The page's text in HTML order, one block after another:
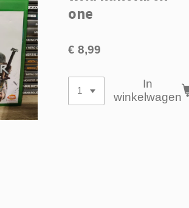
one
€ 8,99
In
winkelwagen